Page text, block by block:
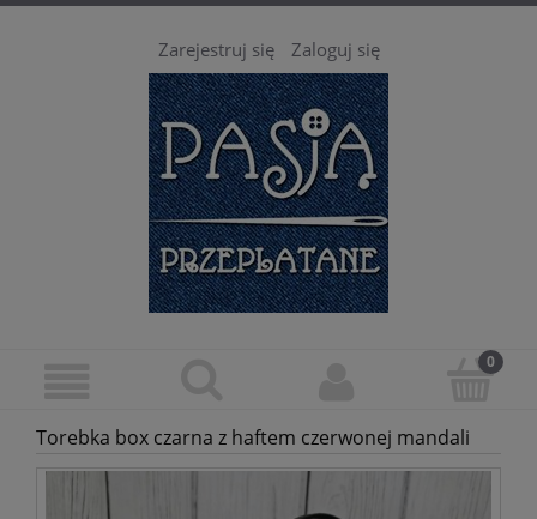
Zarejestruj się Zaloguj się
Torebka box czarna z haftem czerwonej mandali